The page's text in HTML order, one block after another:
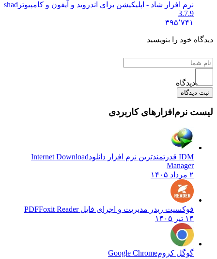
نرم افزار شاد - اپلیکیشن برای اندروید و آیفون و کامپیوتر shad
3.7.9
۳۹۵٬۷۴۱
دیدگاه خود را بنویسید
دیدگاه
ثبت دیدگاه
لیست نرم‌افزارهای کاربردی
IDM قدرتمندترین نرم افزار دانلود
Internet Download
Manager
۲ مرداد ۱۴۰۵
فوکسیت ریدر مدیریت و اجرای فایل PDFFoxit Reader
۱۴ تیر ۱۴۰۵
گوگل کرومGoogle Chrome